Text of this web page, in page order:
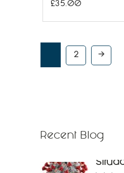
Recent Blog
£35.00
2 →